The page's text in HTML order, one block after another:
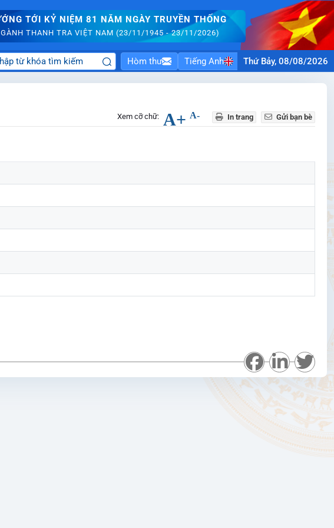
TỚI KỶ NIỆM 81 NĂM NGÀY TRUYỀN THỐNG
THANH TRA VIỆT NAM (23/11/1945 - 23/11/2026)
Hòm thư Tiếng Anh Thứ Bảy, 08/08/2026
Xem cỡ chữ: A+ A- In trang Gửi bạn bè